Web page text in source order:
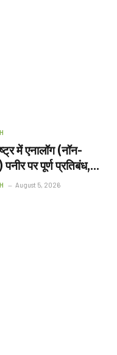
में एनालॉग (नॉन-
पनीर पर पूर्ण प्रतिबंध,
पर 6 माह तक की जेल
August 5, 2026